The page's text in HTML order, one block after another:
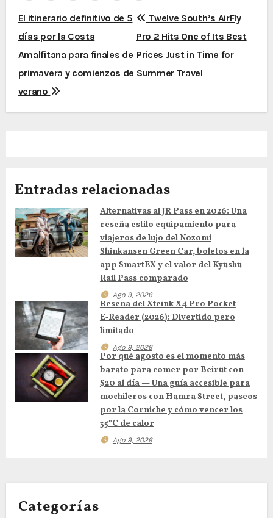
N
a
v
e
g
i
ó
n
e
e
n
t
r
s
El itinerario definitivo de 5
días por la Costa
Amalfitana para finales de
primavera y comienzos de
verano
Twelve South’s AirFly
Pro 2 Hits One of Its Best
Prices Just in Time for
Summer Travel
Entradas relacionadas
Alternativas al JR Pass en 2026: Una
reseña estilo equipamiento para
viajeros de lujo del Nozomi
Shinkansen Green Car, boletos en la
app SmartEX y el valor del Kyushu
Rail Pass comparado
Ago 9, 2026
Reseña del Xteink X4 Pro Pocket
E‑Reader (2026): Divertido pero
limitado
Ago 9, 2026
Por qué agosto es el momento más
barato para comer por Beirut con
$20 al día — Una guía accesible para
mochileros con Hamra Street, paseos
por la Corniche y cómo vencer los
35°C de calor
Ago 9, 2026
Categorías